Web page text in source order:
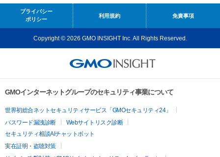
プライバシー
ポリシー
利用規約 免責事項
Copyright © 2026 GMO INSIGHT Inc. All Rights Reserved.
GMOインターネットグループのセキュリティ事業について
世界初総合ネットセキュリティサービス「GMOセキュリティ24」
パスワード漏洩診断
Webサイトリスク診断
セキュリティ相談AIチャットボット
実在証明・盗聴対策